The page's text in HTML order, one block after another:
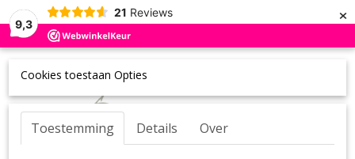
9,3
21 Reviews ×
Cookies toestaan Opties
Toestemming Details Over